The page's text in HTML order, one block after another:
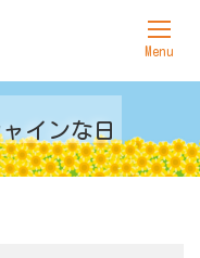
インな日